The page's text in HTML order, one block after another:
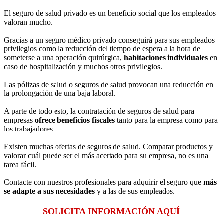
El seguro de salud privado es un beneficio social que los empleados
valoran mucho.
Gracias a un seguro médico privado conseguirá para sus empleados
privilegios como la reducción del tiempo de espera a la hora de
someterse a una operación quirúrgica, habitaciones individuales en
caso de hospitalización y muchos otros privilegios.
Las pólizas de salud o seguros de salud provocan una reducción en
la prolongación de una baja laboral.
A parte de todo esto, la contratación de seguros de salud para
empresas ofrece beneficios fiscales tanto para la empresa como para
los trabajadores.
Existen muchas ofertas de seguros de salud. Comparar productos y
valorar cuál puede ser el más acertado para su empresa, no es una
tarea fácil.
Contacte con nuestros profesionales para adquirir el seguro que más
se adapte a sus necesidades y a las de sus empleados.
SOLICITA INFORMACIÓN AQUÍ